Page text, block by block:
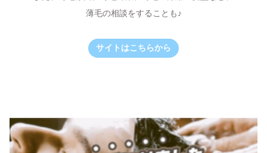
薄毛の相談をすることも♪
サイトはこちらから